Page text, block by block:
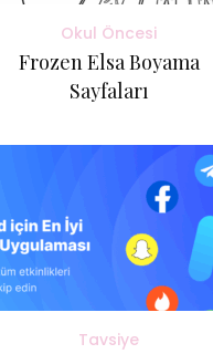
Okul Öncesi
Frozen Elsa Boyama
Sayfaları
Tavsiye